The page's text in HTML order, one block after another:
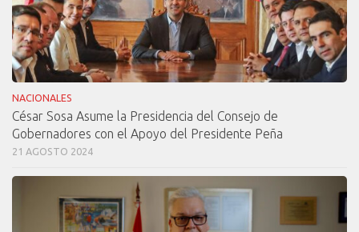
NACIONALES
César Sosa Asume la Presidencia del Consejo de
Gobernadores con el Apoyo del Presidente Peña
21 AGOSTO 2024